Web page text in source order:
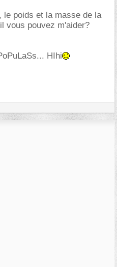
le poids et la masse de la
vous pouvez m'aider?
HIhi